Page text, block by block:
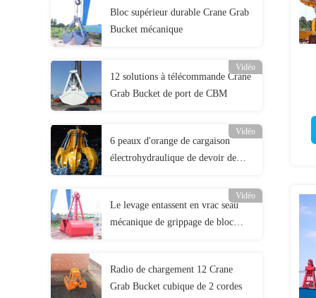
Bloc supérieur durable Crane Grab
Bucket mécanique
Vidéo
12 solutions à télécommande Crane
Grab Bucket de port de CBM
Vidéo
6 peaux d'orange de cargaison
électrohydraulique de devoir de
Vidéo
Le levage entassent en vrac seau
mécanique de grippage de bloc
Radio de chargement 12 Crane
Grab Bucket cubique de 2 cordes